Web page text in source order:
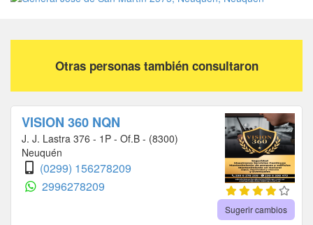
Otras personas también consultaron
VISION 360 NQN
J. J. Lastra 376 - 1P - Of.B - (8300)
Neuquén
(0299) 156278209
2996278209
Sugerir cambios